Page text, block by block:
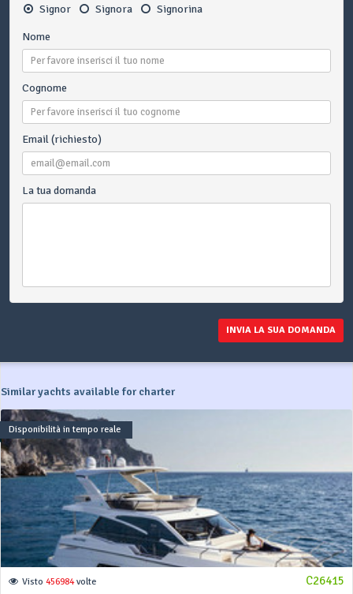
Signor Signora Signorina
Nome
Cognome
Email (richiesto)
La tua domanda
INVIA LA SUA DOMANDA
Similar yachts available for charter
Disponibilità in tempo reale
C26415
Visto 456984volte